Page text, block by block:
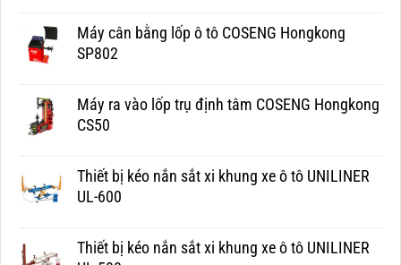
Máy cân bằng lốp ô tô COSENG Hongkong
SP802
Máy ra vào lốp trụ định tâm COSENG Hongkong
CS50
Thiết bị kéo nắn sắt xi khung xe ô tô UNILINER
UL-600
Thiết bị kéo nắn sắt xi khung xe ô tô UNILINER